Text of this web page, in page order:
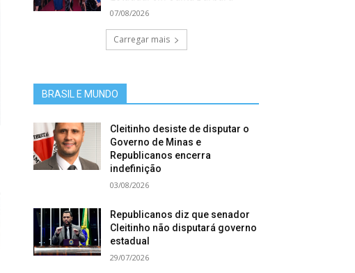
07/08/2026
Carregar mais
BRASIL E MUNDO
Cleitinho desiste de disputar o
Governo de Minas e
Republicanos encerra
indefinição
03/08/2026
Republicanos diz que senador
Cleitinho não disputará governo
estadual
29/07/2026